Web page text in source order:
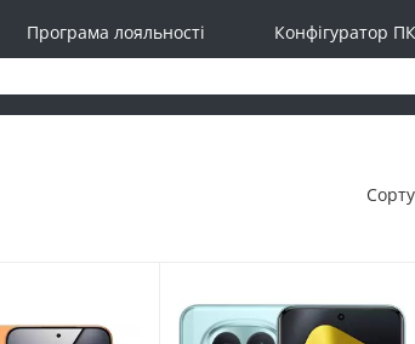
Програма лояльності Конфігуратор ПК